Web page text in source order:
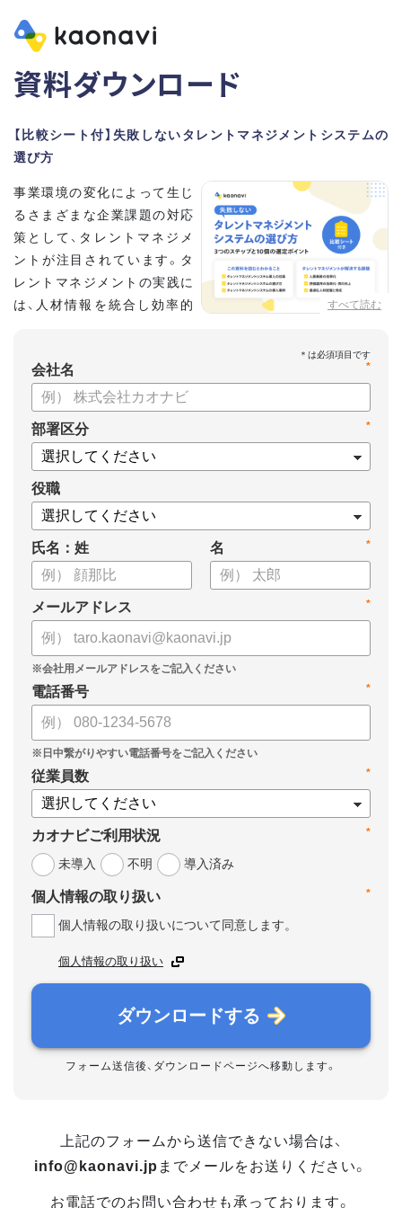
資料ダウンロード
【比較シート付】失敗しないタレントマネジメントシステムの
選び方
すべて読む
事業環境の変化によって生じ
るさまざまな企業課題の対応
策として、タレントマネジメ
ントが注目されています。タ
レントマネジメントの実践に
は、人材情報を統合し効率的
・タレントマネジメントが必要な企業の特徴
・タレントマネジメントシステム導入を検討する際の10個の選
定ポイント
・システム導入までの3つのステップ
についてまとめています。ぜひお役立てください。
*
会社名
*
部署区分
役職
氏名：姓 *
名
*
メールアドレス
*
電話番号
*
従業員数
*
カオナビご利用状況
未導入
不明 導入済み
*
個人情報の取り扱い
個人情報の取り扱いについて同意します。
個人情報の取り扱い
ダウンロードする
フォーム送信後、ダウンロードページへ移動します。
上記のフォームから送信できない場合は、
info@kaonavi.jp までメールをお送りください。
お電話でのお問い合わせも承っております。